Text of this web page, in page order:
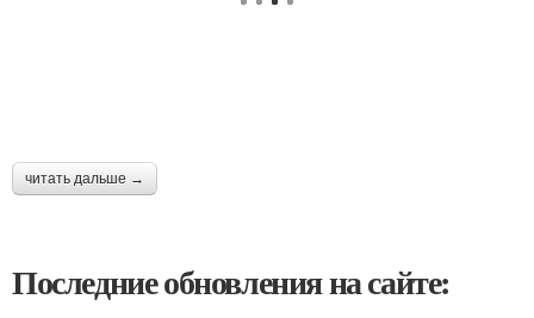
читать дальше →
Последние обновления на сайте: